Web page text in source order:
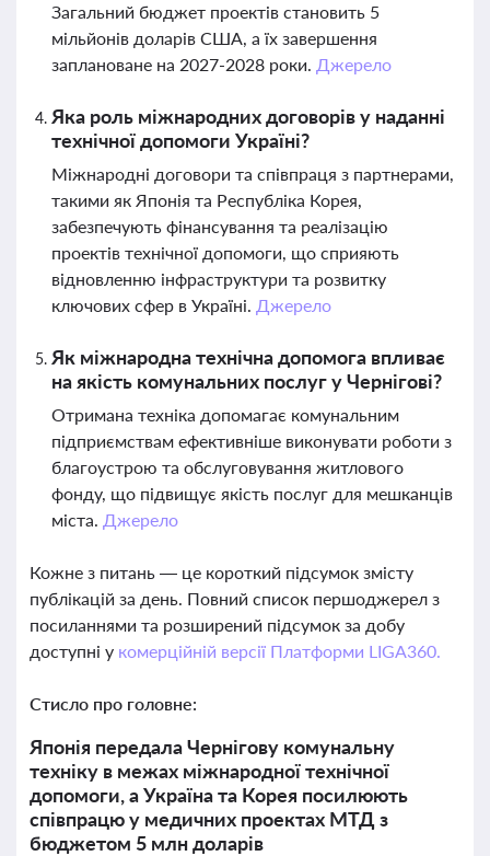
Загальний бюджет проектів становить 5
мільйонів доларів США, а їх завершення
заплановане на 2027-2028 роки. Джерело
Яка роль міжнародних договорів у наданні
технічної допомоги Україні?
Міжнародні договори та співпраця з партнерами,
такими як Японія та Республіка Корея,
забезпечують фінансування та реалізацію
проектів технічної допомоги, що сприяють
відновленню інфраструктури та розвитку
ключових сфер в Україні. Джерело
Як міжнародна технічна допомога впливає
на якість комунальних послуг у Чернігові?
Отримана техніка допомагає комунальним
підприємствам ефективніше виконувати роботи з
благоустрою та обслуговування житлового
фонду, що підвищує якість послуг для мешканців
міста. Джерело
Кожне з питань — це короткий підсумок змісту
публікацій за день. Повний список першоджерел з
посиланнями та розширений підсумок за добу
доступні у комерційній версії Платформи LIGA360.
Стисло про головне:
Японія передала Чернігову комунальну
техніку в межах міжнародної технічної
допомоги, а Україна та Корея посилюють
співпрацю у медичних проектах МТД з
бюджетом 5 млн доларів